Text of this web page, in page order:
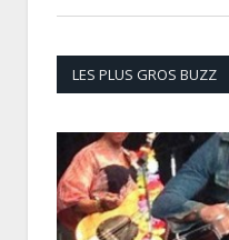
LES PLUS GROS BUZZ